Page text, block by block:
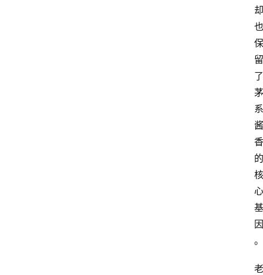
却
也
保
留
了
茅
系
酱
香
的
核
心
基
因
。
老